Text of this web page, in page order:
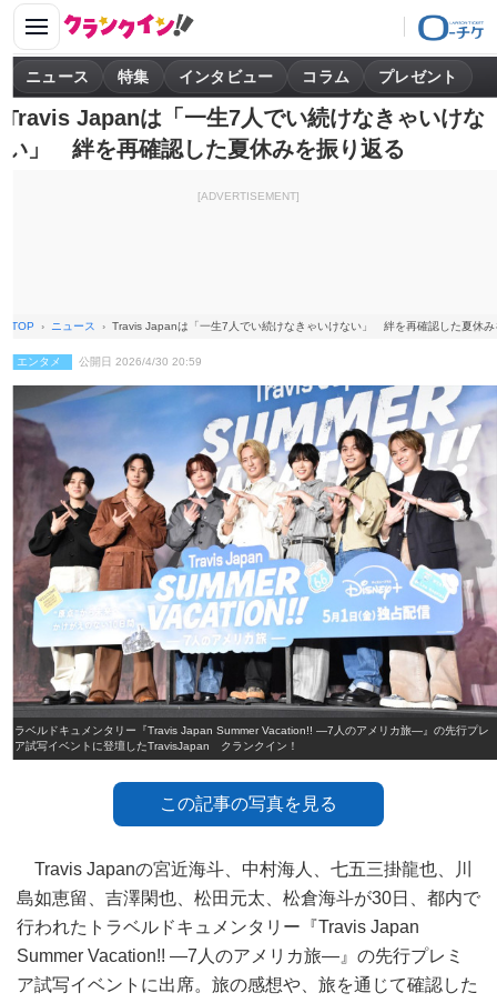
ニュース 特集 インタビュー コラム プレゼント
Travis Japanは「一生7人でい続けなきゃいけな
い」 絆を再確認した夏休みを振り返る
[ADVERTISEMENT]
TOP ニュース Travis Japanは「一生7人でい続けなきゃいけない」 絆を再確認した夏休み
エンタメ 公開日 2026/4/30 20:59
トラベルドキュメンタリー『Travis Japan Summer Vacation!! ―7人のアメリカ旅―』の先行プレ
ミア試写イベントに登壇したTravisJapan クランクイン！
この記事の写真を見る
Travis Japanの宮近海斗、中村海人、七五三掛龍也、川
島如恵留、吉澤閑也、松田元太、松倉海斗が30日、都内で
行われたトラベルドキュメンタリー『Travis Japan
Summer Vacation!! ―7人のアメリカ旅―』の先行プレミ
ア試写イベントに出席。旅の感想や、旅を通じて確認した